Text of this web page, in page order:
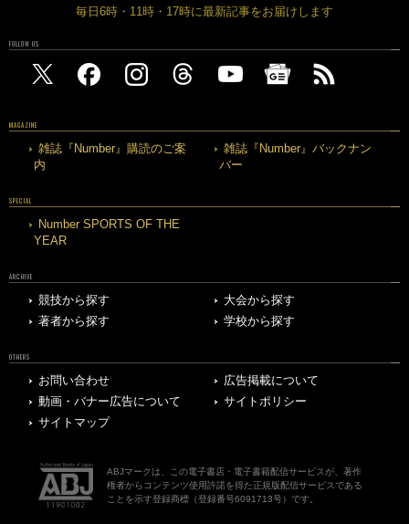
毎日6時・11時・17時に最新記事をお届けします
FOLLOW US
MAGAZINE
雑誌『Number』購読のご案
内
雑誌『Number』バックナン
バー
SPECIAL
Number SPORTS OF THE
YEAR
ARCHIVE
競技から探す
大会から探す
著者から探す
学校から探す
OTHERS
お問い合わせ
広告掲載について
動画・バナー広告について
サイトポリシー
サイトマップ
ABJマークは、この電子書店・電子書籍配信サービスが、著作
権者からコンテンツ使用許諾を得た正規版配信サービスである
ことを示す登録商標（登録番号6091713号）です。